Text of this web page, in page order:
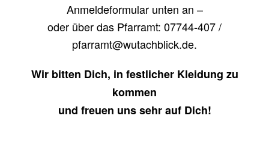
Anmeldeformular unten an –
oder über das Pfarramt: 07744-407 /
pfarramt@wutachblick.de.
Wir bitten Dich, in festlicher Kleidung zu
kommen
und freuen uns sehr auf Dich!